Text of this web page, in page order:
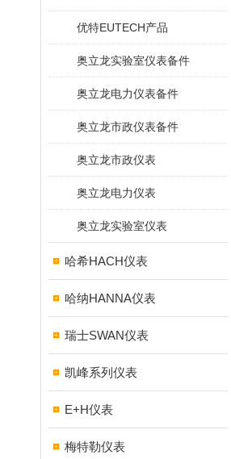
优特EUTECH产品
奥立龙实验室仪表备件
奥立龙电力仪表备件
奥立龙市政仪表备件
奥立龙市政仪表
奥立龙电力仪表
奥立龙实验室仪表
哈希HACH仪表
哈纳HANNA仪表
瑞士SWAN仪表
凯峰系列仪表
E+H仪表
梅特勒仪表